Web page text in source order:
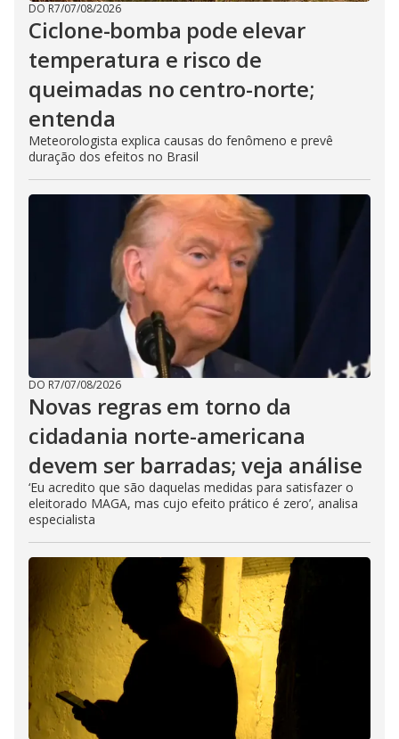
DO R7/07/08/2026
Ciclone-bomba pode elevar
temperatura e risco de
queimadas no centro-norte;
entenda
Meteorologista explica causas do fenômeno e prevê
duração dos efeitos no Brasil
DO R7/07/08/2026
Novas regras em torno da
cidadania norte-americana
devem ser barradas; veja análise
‘Eu acredito que são daquelas medidas para satisfazer o
eleitorado MAGA, mas cujo efeito prático é zero’, analisa
especialista